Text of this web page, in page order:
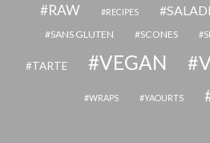
RAW RECIPES
SANS GLUTEN SCONES
TARTE VEGAN
WRAPS YAOURTS